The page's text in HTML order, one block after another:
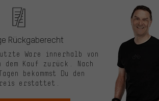
Rückgaberecht
Ware innerhalb von
dem Kauf zurück. Nach
bekommst Du den
erstattet.